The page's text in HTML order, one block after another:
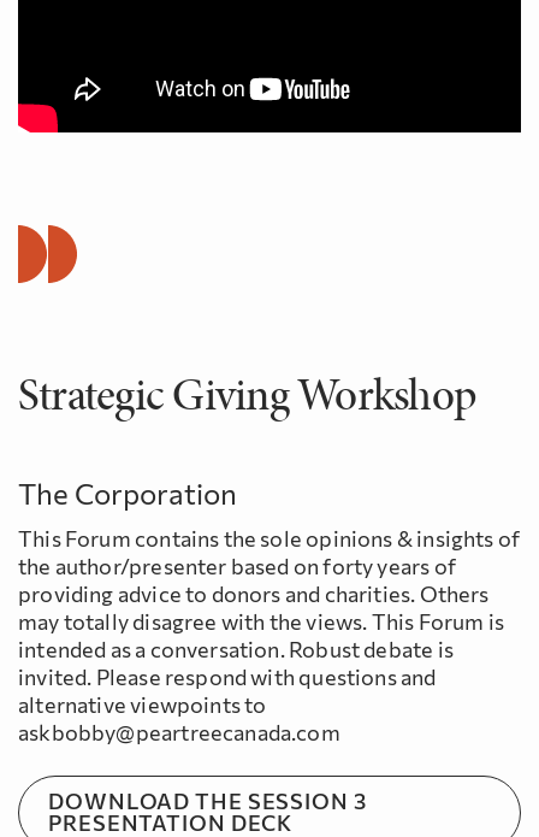
Strategic Giving Workshop
The Corporation
This Forum contains the sole opinions & insights of
the author/presenter based on forty years of
providing advice to donors and charities. Others
may totally disagree with the views. This Forum is
intended as a conversation. Robust debate is
invited. Please respond with questions and
alternative viewpoints to
askbobby@peartreecanada.com
DOWNLOAD THE SESSION 3
PRESENTATION DECK